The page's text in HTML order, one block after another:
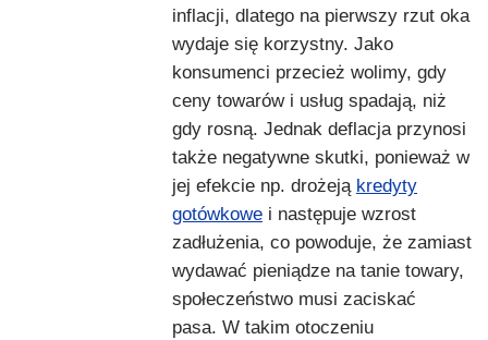
inflacji, dlatego na pierwszy rzut oka
wydaje się korzystny. Jako
konsumenci przecież wolimy, gdy
ceny towarów i usług spadają, niż
gdy rosną. Jednak deflacja przynosi
także negatywne skutki, ponieważ w
jej efekcie np. drożeją kredyty
gotówkowe i następuje wzrost
zadłużenia, co powoduje, że zamiast
wydawać pieniądze na tanie towary,
społeczeństwo musi zaciskać
pasa. W takim otoczeniu